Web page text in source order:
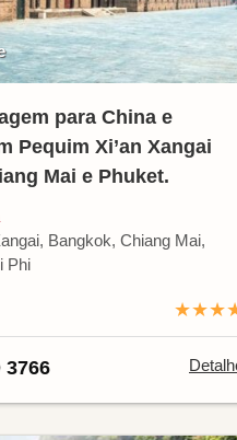
para China e
Pequim Xi’an Xangai
Mai e Phuket.
Bangkok, Chiang Mai,
Phi
3766